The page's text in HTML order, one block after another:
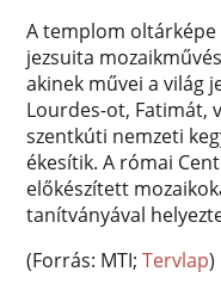
A templom oltárképe
jezsuita
akinek művei a világ
Lourdes-ot, Fatimát,
szentkúti nemzeti
ékesítik. A római
előkészített
tanítványával
(Forrás: MTI;Tervlap)